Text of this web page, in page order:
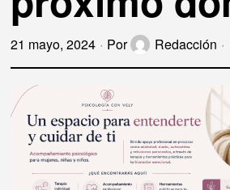
21 mayo, 2024 Por Redacción